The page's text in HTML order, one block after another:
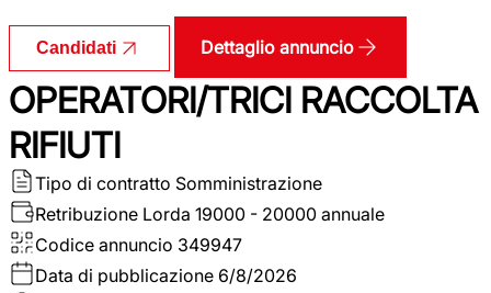
Candidati Dettaglio annuncio
OPERATORI/TRICI RACCOLTA
RIFIUTI
Tipo di contratto Somministrazione
Retribuzione Lorda 19000 - 20000 annuale
Codice annuncio 349947
Data di pubblicazione 6/8/2026